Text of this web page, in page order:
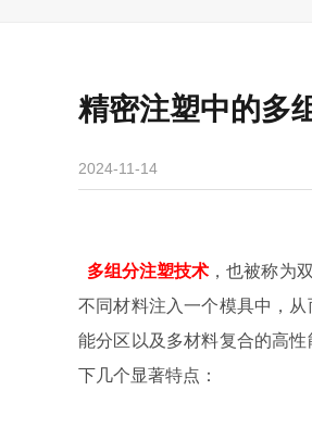
精密注塑中的多
2024-11-14
多组分注塑技术 ，也被称为
不同材料注入一个模具中，
能分区以及多材料复合的高
下几个显著特点：